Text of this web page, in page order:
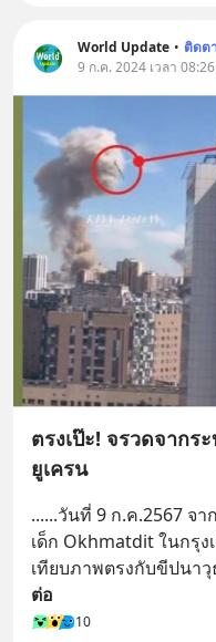
World Update • ติดต
9 ก.ค. 2024 เวลา
ตรงเป๊ะ! จรวดจากร
ยูเครน
......วันที่ 9 ก.ค.2567 จ
เด็ก Okhmatdit ในกรุ
เทียบภาพตรงกับขีปนา
ต่อ
10